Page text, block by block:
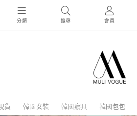
分類 搜尋 會員
貨 韓國女裝 韓國寢具 韓國包包